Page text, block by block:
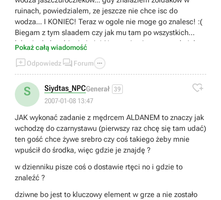
ruinach, powiedzialem, ze jeszcze nie chce isc do
wodza... I KONIEC! Teraz w ogole nie moge go znalesc! :(
Biegam z tym slaadem czy jak mu tam po wszystkich
lokacjach, kombinuje i nic! Na mapie nie zaznaczylo ich
kryjowki, tego jaszczura ubic juz nie moge i ogolnie to nie
wiem co robic :/ Mam zaczac od poczatku cala gre?!?!?!
Cholerny bug! Ludzie, pomocy! :(
Pokaż całą wiadomość
Odpowiedz  Forum 
S Siydtas_NPCGenerał 39
2007-01-08 13:47

JAK wykonać zadanie z mędrcem ALDANEM to znaczy jak
wchodzę do czarnystawu (pierwszy raz chcę się tam udać)
ten gość chce żywe srebro czy coś takiego żeby mnie
wpuścił do środka, więc gdzie je znajdę ?
w dzienniku pisze coś o dostawie rtęci no i gdzie to
znaleźć ?
dziwne bo jest to kluczowy element w grze a nie zostało